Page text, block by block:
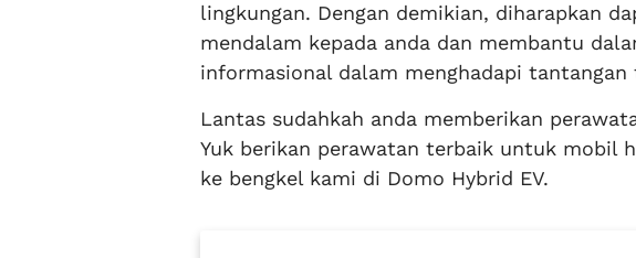
lingkungan. Dengan demikian, diharapkan
mendalam kepada anda dan membantu
informasional dalam menghadapi tantangan
Lantas sudahkah anda memberikan
Yuk berikan perawatan terbaik untuk mobil
ke bengkel kami di Domo Hybrid EV.